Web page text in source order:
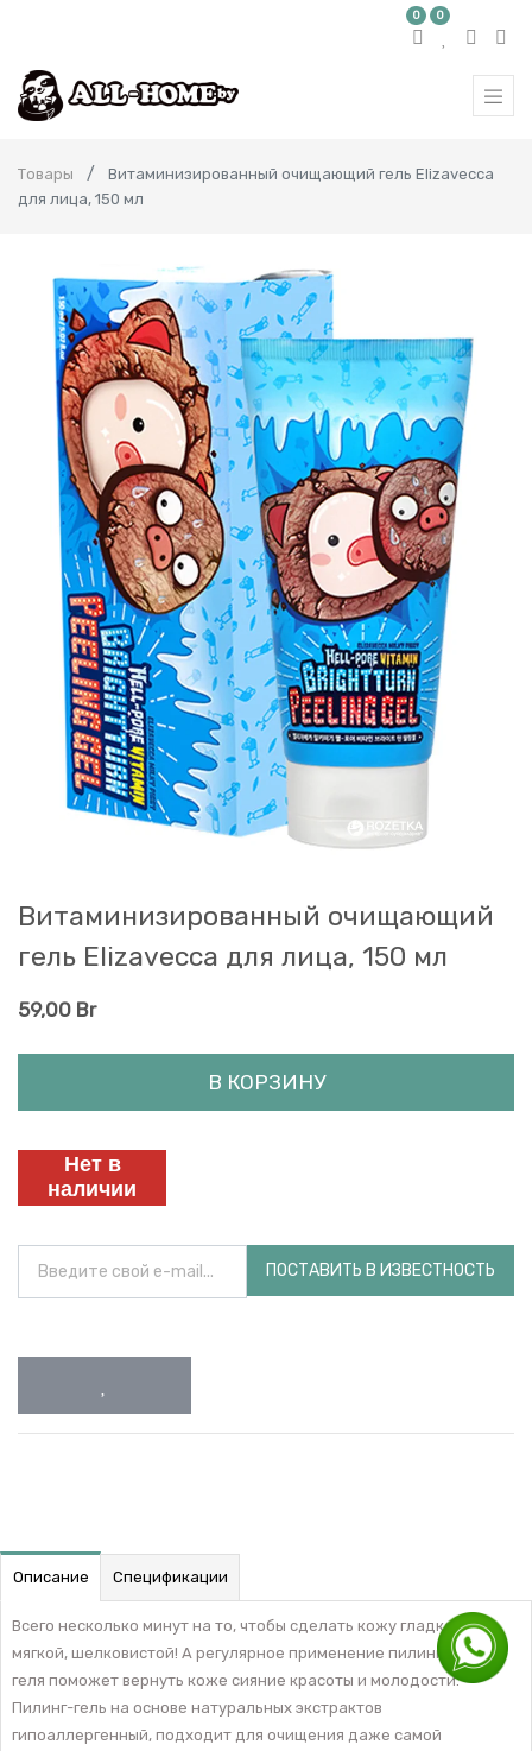
0 0
Товары
Витаминизированный очищающий гель Еlizavecca
для лица, 150 мл
Витаминизированный очищающий
гель Еlizavecca для лица, 150 мл
59,00 Br
В КОРЗИНУ
Нет в
наличии
ПОСТАВИТЬ В ИЗВЕСТНОСТЬ
Описание Спецификации
Всего несколько минут на то, чтобы сделать кожу гладкой,
мягкой, шелковистой! А регулярное применение пилингового
геля поможет вернуть коже сияние красоты и молодости.
Пилинг-гель на основе натуральных экстрактов
гипоаллергенный, подходит для очищения даже самой